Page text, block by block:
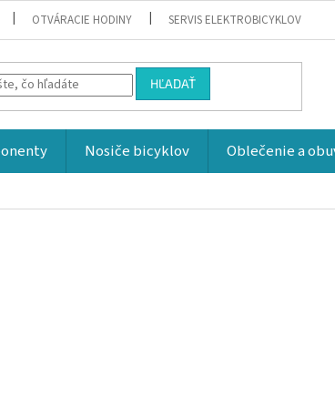
OTVÁRACIE HODINY SERVIS ELEKTROBICYKLOV
HĽADAŤ
Nosiče bicyklov Oblečenie a